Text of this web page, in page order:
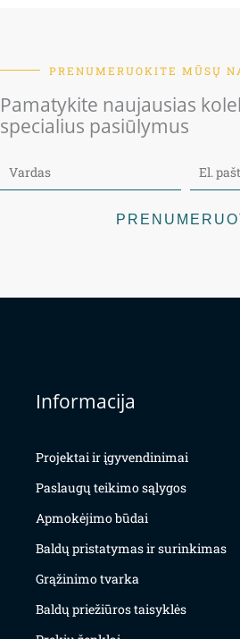
PRENUMERUOKITE MŪSŲ
Pamatykite naujausias
specialius pasiūlymus
Informacija
Projektai ir įgyvendinimai
Paslaugų teikimo sąlygos
Apmokėjimo būdai
Baldų pristatymas ir surinkimas
Grąžinimo tvarka
Baldų priežiūros taisyklės